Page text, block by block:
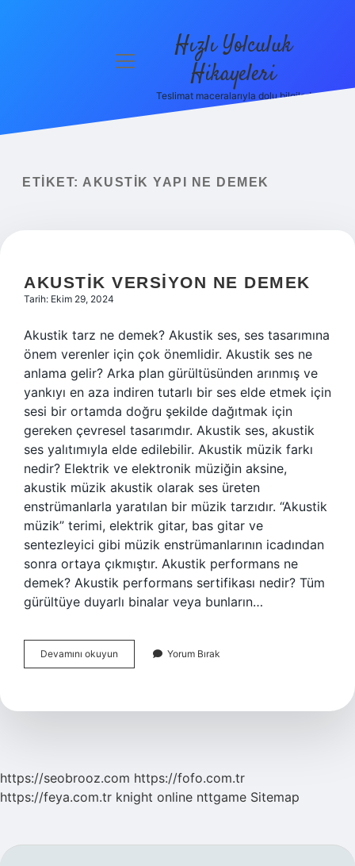
menüyü
Hızlı Yolculuk
Hikayeleri
Teslimat maceralarıyla dolu bilgiler!
ETIKET: AKUSTIK YAPI NE DEMEK
AKUSTIK VERSIYON NE DEMEK
Tarih: Ekim 29, 2024
Akustik tarz ne demek? Akustik ses, ses tasarımına
önem verenler için çok önemlidir. Akustik ses ne
anlama gelir? Arka plan gürültüsünden arınmış ve
yankıyı en aza indiren tutarlı bir ses elde etmek için
sesi bir ortamda doğru şekilde dağıtmak için
gereken çevresel tasarımdır. Akustik ses, akustik
ses yalıtımıyla elde edilebilir. Akustik müzik farkı
nedir? Elektrik ve elektronik müziğin aksine,
akustik müzik akustik olarak ses üreten
enstrümanlarla yaratılan bir müzik tarzıdır. “Akustik
müzik” terimi, elektrik gitar, bas gitar ve
sentezleyici gibi müzik enstrümanlarının icadından
sonra ortaya çıkmıştır. Akustik performans ne
demek? Akustik performans sertifikası nedir? Tüm
gürültüye duyarlı binalar veya bunların…
Devamını okuyun
Versiyon
Yorum Bırak
https://seobrooz.com https://fofo.com.tr
https://feya.com.tr knight online nttgame Sitemap